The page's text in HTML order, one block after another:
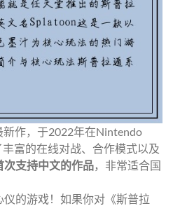
新作，于2022年在Nintendo
富的在线对战、合作模式以及
次支持中文的作品，非常适合国
的游戏！如果你对《斯普拉